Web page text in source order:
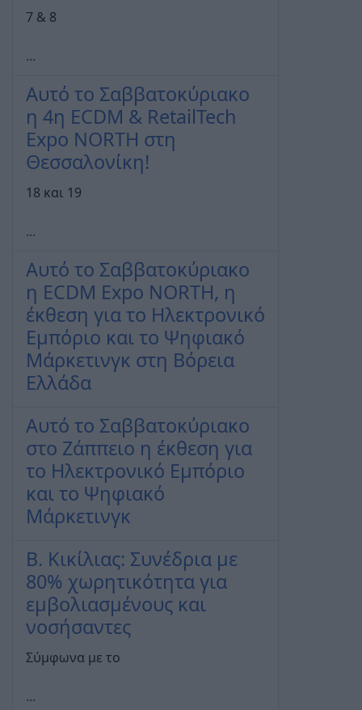
7 & 8
...
Αυτό το Σαββατοκύριακο
η 4η ECDM & RetailTech
Expo NORTH στη
Θεσσαλονίκη!
18 και 19
...
Αυτό το Σαββατοκύριακο
η ECDM Expo NORTH, η
έκθεση για το Ηλεκτρονικό
Εμπόριο και το Ψηφιακό
Μάρκετινγκ στη Βόρεια
Ελλάδα
Αυτό το Σαββατοκύριακο
στο Ζάππειο η έκθεση για
το Ηλεκτρονικό Εμπόριο
και το Ψηφιακό
Μάρκετινγκ
Β. Κικίλιας: Συνέδρια με
80% χωρητικότητα για
εμβολιασμένους και
νοσήσαντες
Σύμφωνα με το
...